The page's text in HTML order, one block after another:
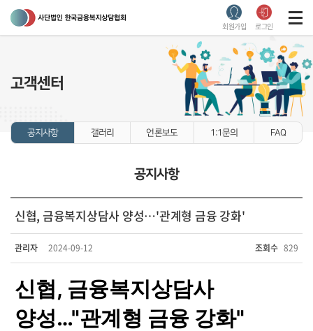
회원가입 로그인
고객센터
공지사항 갤러리 언론보도 1:1문의 FAQ
공지사항
신협, 금융복지상담사 양성…'관계형 금융 강화'
관리자 2024-09-12 조회수 829
신협, 금융복지상담사
양성…"관계형 금융 강화"